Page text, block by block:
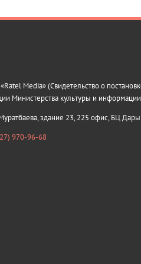
Media» (Свидетельство о
Министерства культуры и
здание 23, 225 офис, БЦ
970-96-68